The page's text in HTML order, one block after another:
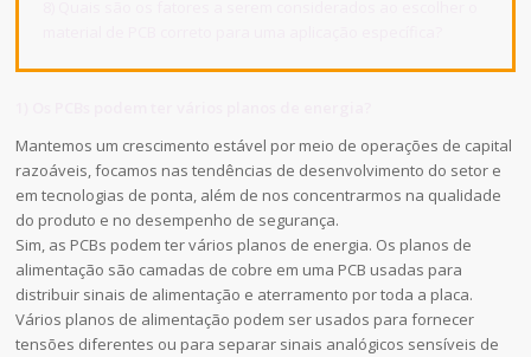
Mantemos um crescimento estável por meio de operações de capital
razoáveis, focamos nas tendências de desenvolvimento do setor e
em tecnologias de ponta, além de nos concentrarmos na qualidade
do produto e no desempenho de segurança.
Sim, as PCBs podem ter vários planos de energia. Os planos de
alimentação são camadas de cobre em uma PCB usadas para
distribuir sinais de alimentação e aterramento por toda a placa.
Vários planos de alimentação podem ser usados para fornecer
tensões diferentes ou para separar sinais analógicos sensíveis de